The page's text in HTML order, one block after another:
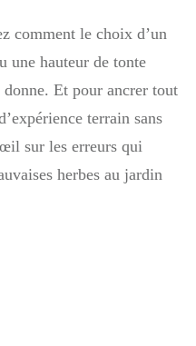
comment le choix d’un
une hauteur de tonte
Et pour ancrer tout
terrain sans
sur les erreurs qui
herbes au jardin